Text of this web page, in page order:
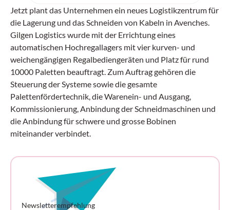
Jetzt plant das Unternehmen ein neues Logistikzentrum für
die Lagerung und das Schneiden von Kabeln in Avenches.
Gilgen Logistics wurde mit der Errichtung eines
automatischen Hochregallagers mit vier kurven- und
weichengängigen Regalbediengeräten und Platz für rund
10000 Paletten beauftragt. Zum Auftrag gehören die
Steuerung der Systeme sowie die gesamte
Palettenfördertechnik, die Warenein- und Ausgang,
Kommissionierung, Anbindung der Schneidmaschinen und
die Anbindung für schwere und grosse Bobinen
miteinander verbindet.
Newsletterempfehlung